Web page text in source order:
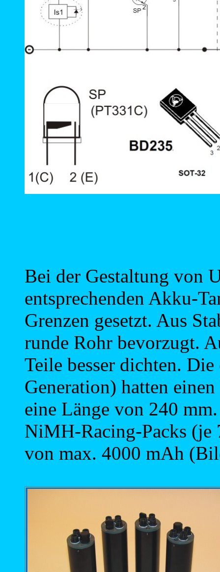
Bei der Gestaltung von
entsprechenden Akku-
Grenzen gesetzt. Aus
runde Rohr bevorzugt.
Teile besser dichten.
Generation) hatten
eine Länge von 240
NiMH-Racing-Packs (je
von max. 4000 mAh